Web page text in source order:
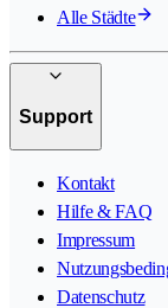
Alle Städte
Support
Kontakt
Hilfe & FAQ
Impressum
Datenschutz